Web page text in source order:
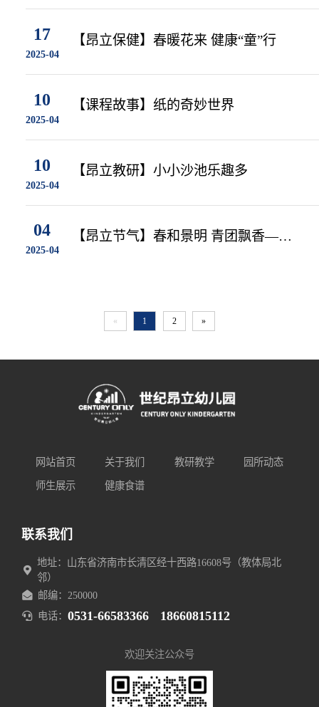
17
2025-04
【昂立保健】春暖花来 健康“童”行
10
2025-04
【课程故事】纸的奇妙世界
10
2025-04
【昂立教研】小小沙池乐趣多
04
2025-04
【昂立节气】春和景明 青团飘香——
« 1 2 »
网站首页 关于我们 教研教学 园所动态
师生展示 健康食谱
联系我们
地址：山东省济南市长清区经十西路16608号（教体局北
邻）
邮编：250000
电话： 0531-66583366 18660815112
欢迎关注公众号